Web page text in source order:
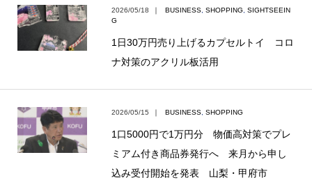
2026/05/18 ｜ BUSINESS SHOPPING
SIGHTSEEIN
G
1日30万円売り上げるカプセルトイ コロ
ナ対策のアクリル板活用
2026/05/15 ｜ BUSINESS SHOPPING
1口5000円で1万円分 物価高対策でプレ
ミアム付き商品券発行へ 来月から申し
込み受付開始を発表 山梨・甲府市